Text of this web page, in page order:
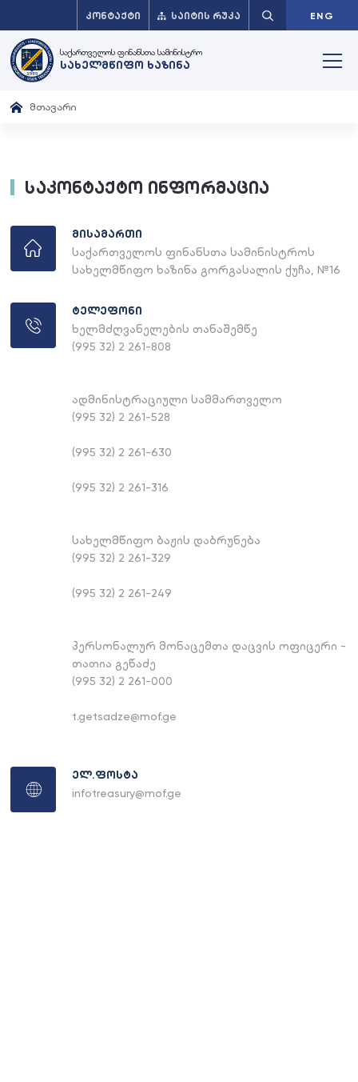
ᲙᲝᲜᲢᲐᲥᲢᲘ ᲡᲐᲘᲢᲘᲡ ᲠᲣᲙᲐ ENG
საქართველოს ფინანსთა სამინისტრო
სახელმწიფო ხაზინა
მთავარი
საკონტაქტო ინფორმაცია
მისამართი
საქართველოს ფინანსთა სამინისტროს
სახელმწიფო ხაზინა გორგასალის ქუჩა, №16
ტელეფონი
ხელმძღვანელების თანაშემწე
(995 32) 2 261-808
ადმინისტრაციული სამმართველო
(995 32) 2 261-528
(995 32) 2 261-630
(995 32) 2 261-316
სახელმწიფო ბაჟის დაბრუნება
(995 32) 2 261-329
(995 32) 2 261-249
პერსონალურ მონაცემთა დაცვის ოფიცერი -
თათია გეწაძე
(995 32) 2 261-000
t.getsadze@mof.ge
ელ.ფოსტა
infotreasury@mof.ge